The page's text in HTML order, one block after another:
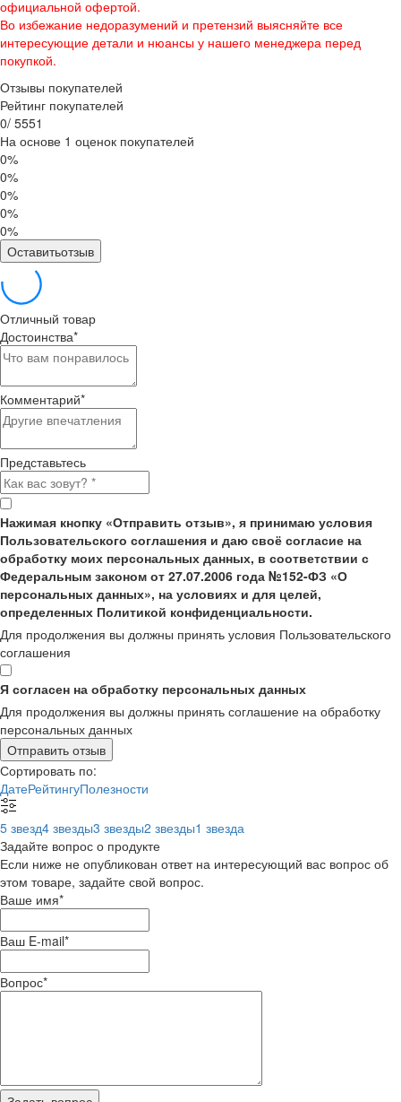
официальной офертой.
Во избежание недоразумений и претензий выясняйте все
интересующие детали и нюансы у нашего менеджера перед
покупкой.
Отзывы покупателей
Рейтинг покупателей
0/ 5551
На основе 1 оценок покупателей
0%
0%
0%
0%
0%
Оставитьотзыв
Отличный товар
Достоинства*
Комментарий*
Представьтесь
Нажимая кнопку «Отправить отзыв», я принимаю условия
Пользовательского соглашения и даю своё согласие на
обработку моих персональных данных, в соответствии с
Федеральным законом от 27.07.2006 года №152-ФЗ «О
персональных данных», на условиях и для целей,
определенных Политикой конфиденциальности.
Для продолжения вы должны принять условия Пользовательского
соглашения
Я согласен на обработку персональных данных
Для продолжения вы должны принять соглашение на обработку
персональных данных
Отправить отзыв
Сортировать по:
ДатеРейтингуПолезности
5 звезд4 звезды3 звезды2 звезды1 звезда
Задайте вопрос о продукте
Если ниже не опубликован ответ на интересующий вас вопрос об
этом товаре, задайте свой вопрос.
Ваше имя*
Ваш E-mail*
Вопрос*